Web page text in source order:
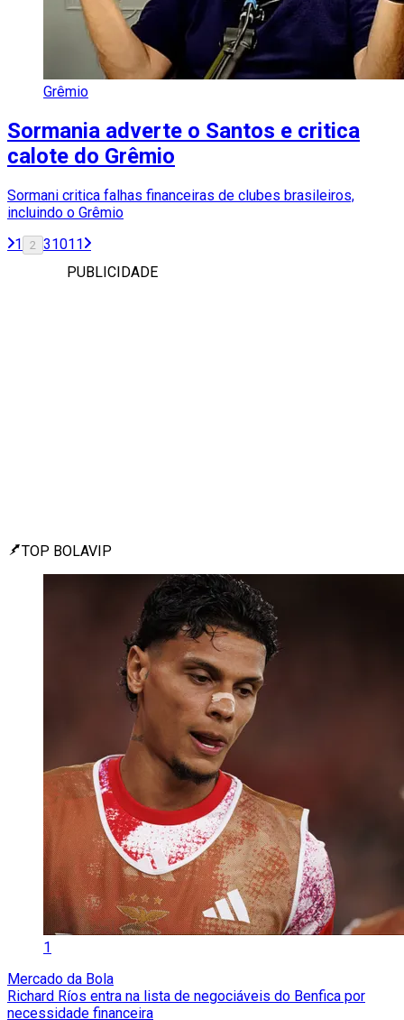
Grêmio
Sormania adverte o Santos e critica
calote do Grêmio
Sormani critica falhas financeiras de clubes brasileiros,
incluindo o Grêmio
1
2 31011
PUBLICIDADE
TOP BOLAVIP
1
Mercado da Bola
Richard Ríos entra na lista de negociáveis do Benfica por
necessidade financeira